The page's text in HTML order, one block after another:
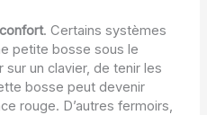
confort. Certains systèmes
petite bosse sous le
un clavier, de tenir les
bosse peut devenir
rouge. D’autres fermoirs,